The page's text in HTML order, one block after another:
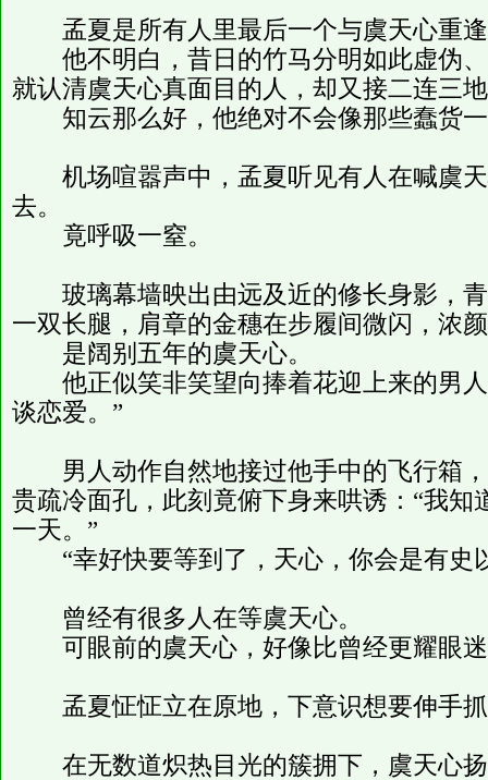
孟夏是所有人里最后一个与虞天心重
他不明白，昔日的竹马分明如此虚伪、
就认清虞天心真面目的人，却又接二连三
知云那么好，他绝对不会像那些蠢货
机场喧嚣声中，孟夏听见有人在喊虞天
去。
竟呼吸一窒。
玻璃幕墙映出由远及近的修长身影，青
一双长腿，肩章的金穗在步履间微闪，浓
是阔别五年的虞天心。
他正似笑非笑望向捧着花迎上来的男人
谈恋爱。”
男人动作自然地接过他手中的飞行箱，
贵疏冷面孔，此刻竟俯下身来哄诱：“我知
一天。”
“幸好快要等到了，天心，你会是有史
曾经有很多人在等虞天心。
可眼前的虞天心，好像比曾经更耀眼
孟夏怔怔立在原地，下意识想要伸手抓
在无数道炽热目光的簇拥下，虞天心扬